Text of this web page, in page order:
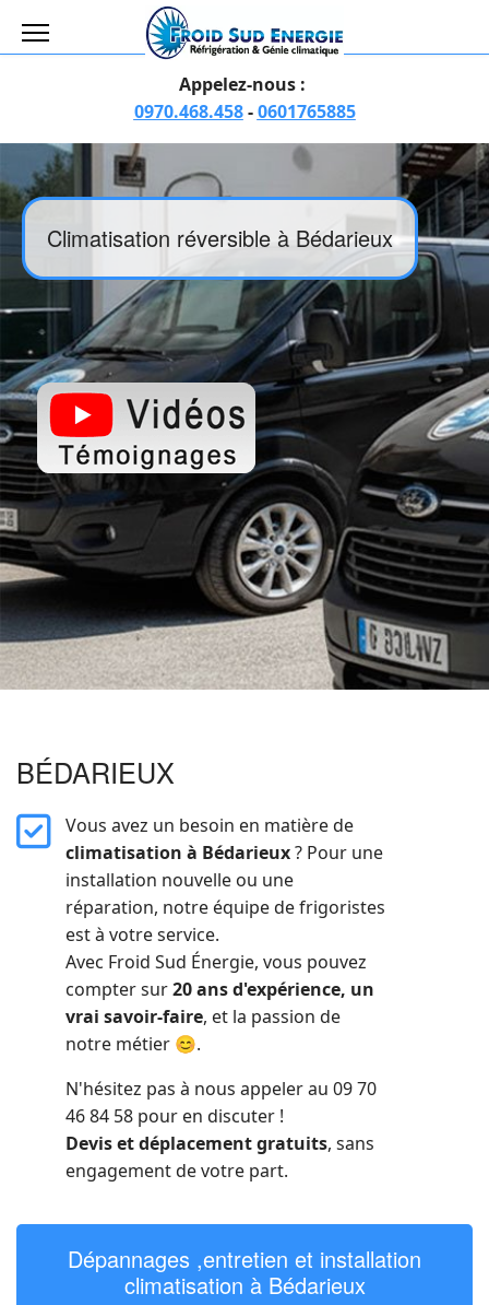
Appelez-nous :
0970.468.458-0601765885
Climatisation réversible à Bédarieux
BÉDARIEUX
far
fa-
square-
check
Vous avez un besoin en matière de
climatisation à Bédarieux? Pour une
installation nouvelle ou une
réparation, notre équipe de frigoristes
est à votre service.
Avec Froid Sud Énergie, vous pouvez
compter sur20 ans d'expérience, un
vrai savoir-faire, et la passion de
notre métier 😊.
N'hésitez pas à nous appeler au 09 70
46 84 58 pour en discuter !
Devis et déplacement gratuits, sans
engagement de votre part.
Dépannages ,entretien et installation
climatisation à Bédarieux